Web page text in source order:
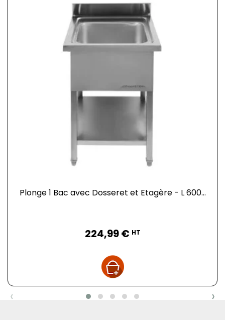
Plonge 1 Bac avec Dosseret et Etagère - L 600...
224,99 € HT
‹ ›